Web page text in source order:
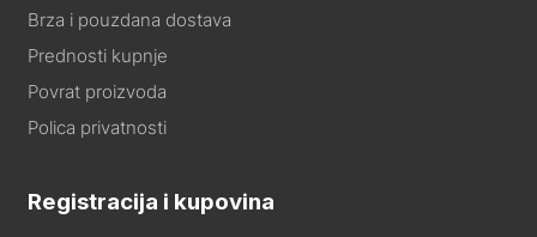
Brza i pouzdana dostava
Prednosti kupnje
Povrat proizvoda
Polica privatnosti
Registracija i kupovina